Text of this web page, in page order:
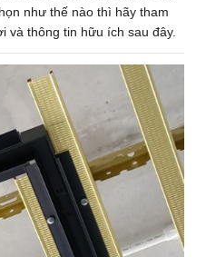
như thế nào thì hãy tham
và thông tin hữu ích sau đây.